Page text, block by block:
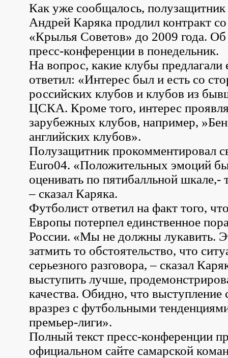
Как уже сообщалось,
Андрей Каряка продлил контракт
«Крылья Советов» до 2009 года. Об
пресс-конференции в понедельник.
На вопрос, какие клубы предлагали
ответил: «Интерес был и есть со
российских клубов и клубов из
ЦСКА. Кроме того, интерес
зарубежных клубов, например,
английских клубов».
Полузащитник прокомментировал
Euro04. «Положительных эмоций
оценивать по пятибалльной
– сказал Каряка.
Футболист ответил на факт того,
Европы потерпел единственное
России. «Мы не должны лукавить.
затмить то обстоятельство, что
серьезного разговора, – сказал
выступить лучше,
качества. Обидно, что
вразрез с футбольными
премьер-лиги».
Полный текст пресс-конференции
официальном сайте самарской